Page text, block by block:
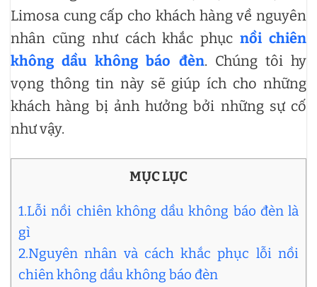
Limosa cung cấp cho khách hàng về nguyên
nhân cũng như cách khắc phụcnồi chiên
không dầu không báo đèn. Chúng tôi hy
vọng thông tin này sẽ giúp ích cho những
khách hàng bị ảnh hưởng bởi những sự cố
như vậy.
MỤC LỤC
1.Lỗi nồi chiên không dầu không báo đèn là
gì
2.Nguyên nhân và cách khắc phục lỗi nồi
chiên không dầu không báo đèn